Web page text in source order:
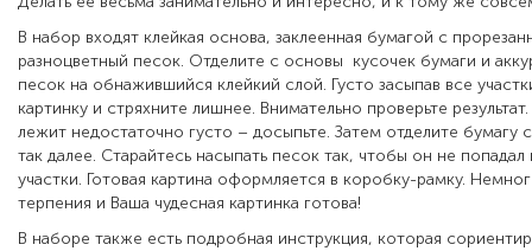
В набор входят клейкая основа, заклеенная бумагой с
разноцветный песок. Отделите с основы кусочек бумаги и
песок на обнажившийся клейкий слой. Густо засыпав все
картинку и стряхните лишнее. Внимательно проверьте
лежит недостаточно густо – досыпьте. Затем отделите бумагу
так далее. Старайтесь насыпать песок так, чтобы он не
участки. Готовая картина оформляется в коробку-рамку.
терпения и Ваша чудесная картинка готова!
В наборе также есть подробная инструкция, которая